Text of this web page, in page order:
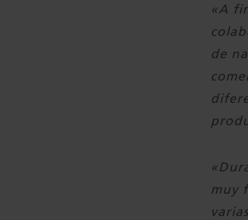
«A
de
muy